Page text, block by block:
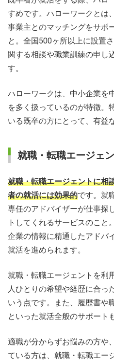
すめです。ハローワークとは
事業主とのマッチングをサポ
と。全国500ヶ所以上に設置
関する相談や職業訓練の申し
す。
ハローワークは、中小企業を
を多く扱っているのが特徴。
いる既卒の方にとって、有益
就職・転職エージェ
就職・転職エージェントに相
者の就活には効果的です。就
専任のアドバイザーが仕事探
トしてくれるサービスのこと
企業の情報に精通したアドバ
就活を進められます。
就職・転職エージェントを利
人ひとりの希望や経歴に合っ
いう点です。また、履歴書や
といった就活全般のサポート
適職が分からずお悩みの方や
ている方は、就職・転職エー